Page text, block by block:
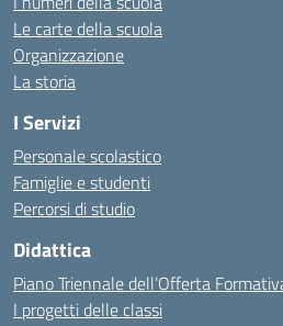
Le carte della scuola
Organizzazione
La storia
I Servizi
Personale scolastico
Famiglie e studenti
Percorsi di studio
Didattica
Piano Triennale dell’Offerta
I progetti delle classi